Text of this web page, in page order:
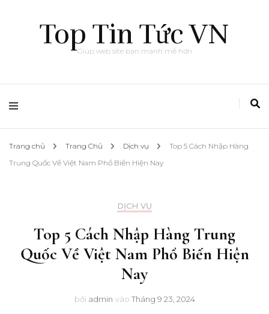
Top Tin Tức VN
Giúp web site bạn mạnh mẽ hơn
Trang chủ Trang Chủ Dịch vụ
Top 5 Cách Nhập Hàng
Trung Quốc Về Việt Nam Phổ Biến Hiện Nay
DỊCH VỤ
Top 5 Cách Nhập Hàng Trung
Quốc Về Việt Nam Phổ Biến Hiện
Nay
bởi admin vào Tháng 9 23, 2024